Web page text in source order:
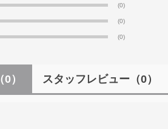
(0)
(0)
(0)
（0） スタッフレビュー （0）